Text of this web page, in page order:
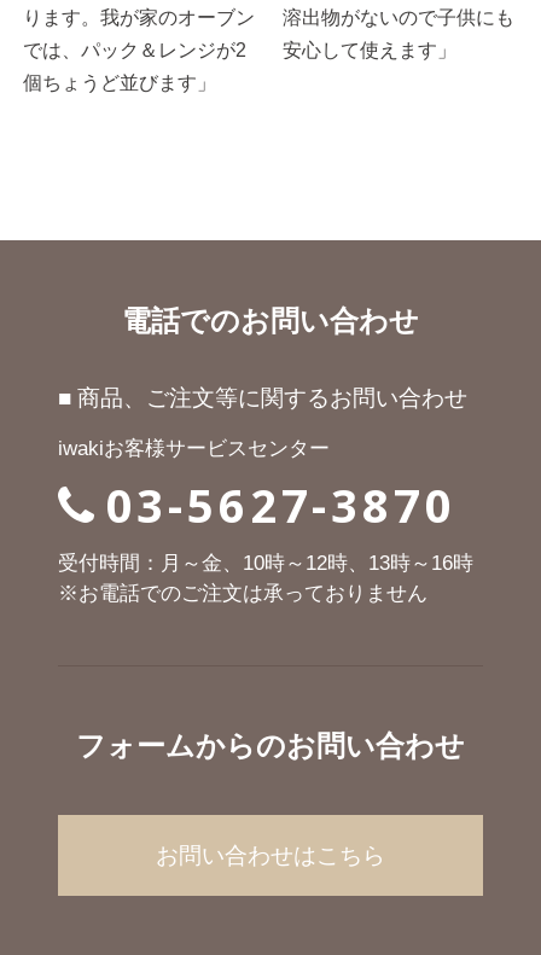
ります。我が家のオーブン
では、パック＆レンジが2
個ちょうど並びます」
溶出物がないので子供にも
安心して使えます」
電話でのお問い合わせ
■ 商品、ご注文等に関するお問い合わせ
iwakiお客様サービスセンター
03-5627-3870
受付時間：月～金、10時～12時、13時～16時
※お電話でのご注文は承っておりません
フォームからのお問い合わせ
お問い合わせはこちら